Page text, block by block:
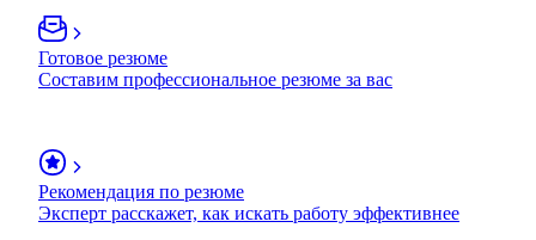
Готовое резюме
Составим профессиональное резюме за вас
Рекомендация по резюме
Эксперт расскажет, как искать работу эффективнее